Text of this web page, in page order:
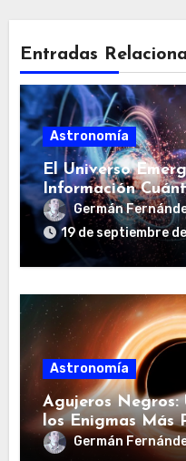
Entradas
Astronomía
El Universo
Información
Cosmológica
Germán
19 de septiembre
Astronomía
Agujeros Negros:
los Enigmas Más
Germán